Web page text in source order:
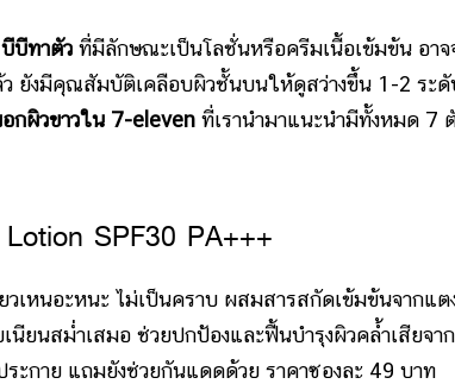
บีบีทาตัว ที่มีลักษณะเป็นโลชั่นหรือครีมเนื้อเข้มข้น อาจ
ยังมีคุณสัมบัติเคลือบผิวชั้นบนให้ดูสว่างขึ้น 1-2 ระ
กผิวขาวใน 7-eleven ที่เรานำมาแนะนำมีทั้งหมด 7
SPF30 PA+++
นอะหนะ ไม่เป็นคราบ ผสมสารสกัดเข้มข้นจากแต
นียนสม่ำเสมอ ช่วยปกป้องและฟื้นบำรุงผิวคล้ำเสียจาก
ะกาย แถมยังช่วยกันแดดด้วย ราคาซองละ 49 บาท